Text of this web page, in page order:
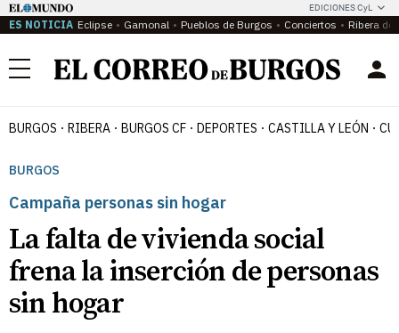
EDICIONES CyL
ES NOTICIA Eclipse Gamonal Pueblos de Burgos Conciertos Ribera del
Menú
BURGOS RIBERA BURGOS CF DEPORTES CASTILLA Y LEÓN
BURGOS
Campaña personas sin hogar
La falta de vivienda social
frena la inserción de personas
sin hogar